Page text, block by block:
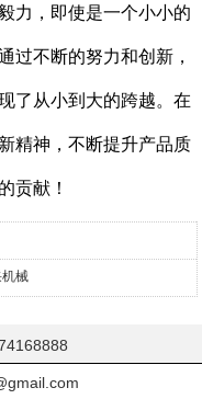
力，即使是一个小小的
过不断的努力和创新，
了从小到大的跨越。在
精神，不断提升产品质
贡献！
械